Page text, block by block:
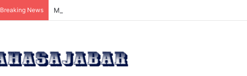
Breaking News Manfaat dan Tips Puasa untuk Kesehatan Optimal